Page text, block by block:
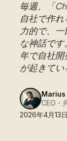
毎週、「
自社で作
力的で、
な神話で
年で自社
が起きてい
Marius
CEO・
2026年4月13日